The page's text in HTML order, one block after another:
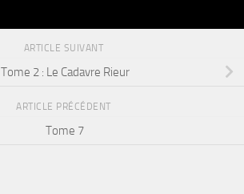
ARTICLE SUIVANT
Tome 2 : Le Cadavre Rieur
ARTICLE PRÉCÉDENT
Tome 7